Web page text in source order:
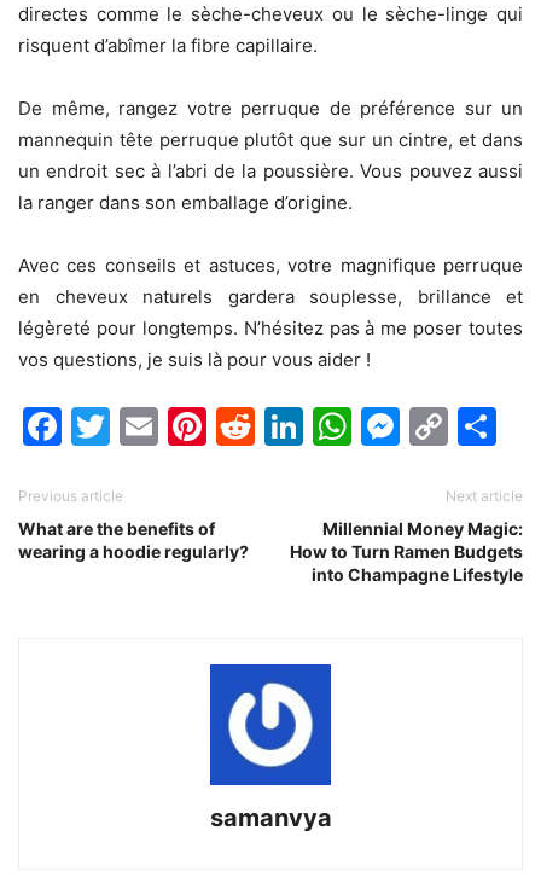
directes comme le sèche-cheveux ou le sèche-linge qui
risquent d’abîmer la fibre capillaire.
De même, rangez votre perruque de préférence sur un
mannequin tête perruque plutôt que sur un cintre, et dans
un endroit sec à l’abri de la poussière. Vous pouvez aussi
la ranger dans son emballage d’origine.
Avec ces conseils et astuces, votre magnifique perruque
en cheveux naturels gardera souplesse, brillance et
légèreté pour longtemps. N’hésitez pas à me poser toutes
vos questions, je suis là pour vous aider !
Facebook
Twitter
EmailPinterest
Reddit
LinkedIn
WhatsApp
Previous article
What are the benefits of
wearing a hoodie regularly?
Next article
Millennial Money Magic:
How to Turn Ramen Budgets
into Champagne Lifestyle
samanvya